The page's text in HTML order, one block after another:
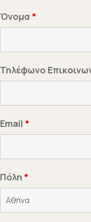
Όνομα *
Τηλέφωνο
Email *
Πόλη *